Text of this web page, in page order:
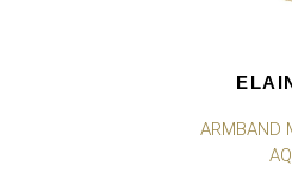
ARMBAND